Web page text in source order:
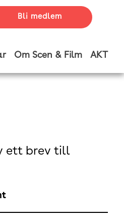
Bli medlem
Om Scen & Film AKT
ett brev till